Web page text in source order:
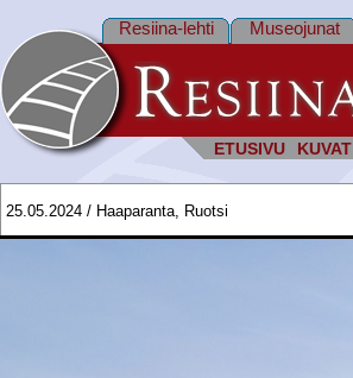
ETUSIVU KUVAT
Resiina-lehti Museojunat
25.05.2024 / Haaparanta, Ruotsi